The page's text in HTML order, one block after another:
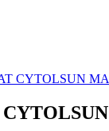
CYTOLSUN